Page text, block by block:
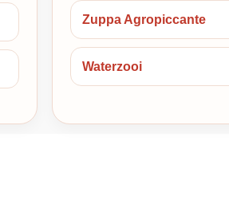
Zuppa Agropiccante
Waterzooi